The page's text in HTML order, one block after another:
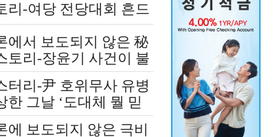
리-여당 전당대회 흔드
-신천지 개입설 논란
에서 보도되지 않은 秘
토리-장윤기 사건이 불
과 검찰의 보완 수사권
터리-尹 호위무사 유병
한 그날 ‘도대체 뭘 믿
까부나 했더니…’
에 보도되지 않은 극비